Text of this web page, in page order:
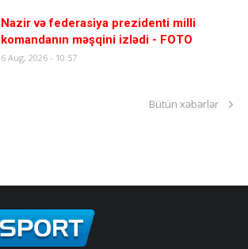
Nazir və federasiya prezidenti milli
komandanın məşqini izlədi - FOTO
6 Aug, 2026 - 10:57
Bütün xəbərlər